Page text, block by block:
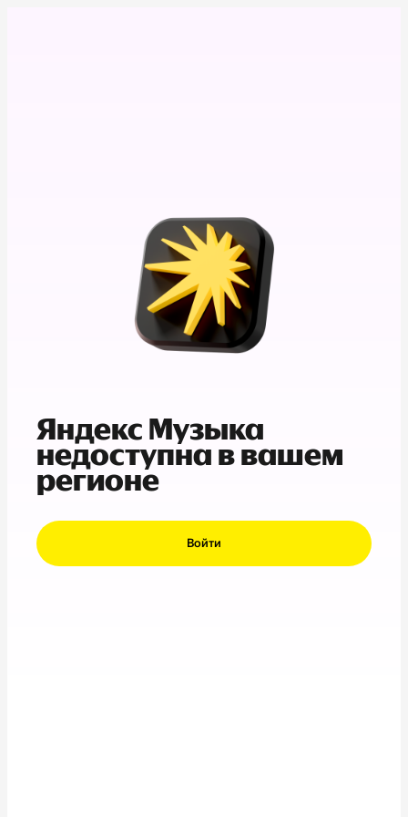
Яндекс Музыка
недоступна в вашем
регионе
Войти